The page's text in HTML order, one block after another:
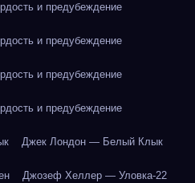
и предубеждение
и предубеждение
и предубеждение
и предубеждение
Джек Лондон — Белый Клык
Джозеф Хеллер — Уловка-22